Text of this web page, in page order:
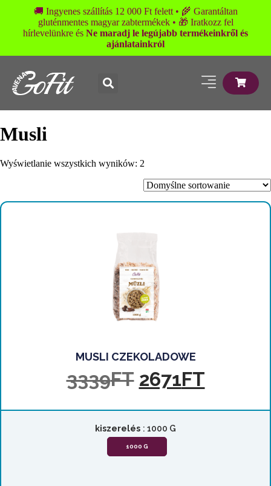
🚚 Ingyenes szállítás 12 000 Ft felett • 🌾 Garantáltan
gluténmentes magyar zabtermékek • 🎁 Iratkozz fel
hírlevelünkre és Ne maradj le legújabb termékeinkről és
ajánlatainkról
Musli
Wyświetlanie wszystkich wyników: 2
MUSLI CZEKOLADOWE
3339FT 2671FT
kiszerelés : 1000 G
1000 G